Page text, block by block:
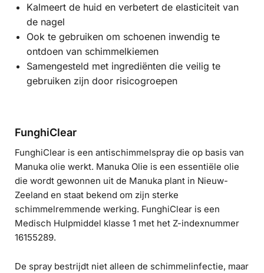
Kalmeert de huid en verbetert de elasticiteit van
de nagel
Ook te gebruiken om schoenen inwendig te
ontdoen van schimmelkiemen
Samengesteld met ingrediënten die veilig te
gebruiken zijn door risicogroepen
FunghiClear
FunghiClear is een antischimmelspray die op basis van
Manuka olie werkt. Manuka Olie is een essentiële olie
die wordt gewonnen uit de Manuka plant in Nieuw-
Zeeland en staat bekend om zijn sterke
schimmelremmende werking. FunghiClear is een
Medisch Hulpmiddel klasse 1 met het Z-indexnummer
16155289.
De spray bestrijdt niet alleen de schimmelinfectie, maar